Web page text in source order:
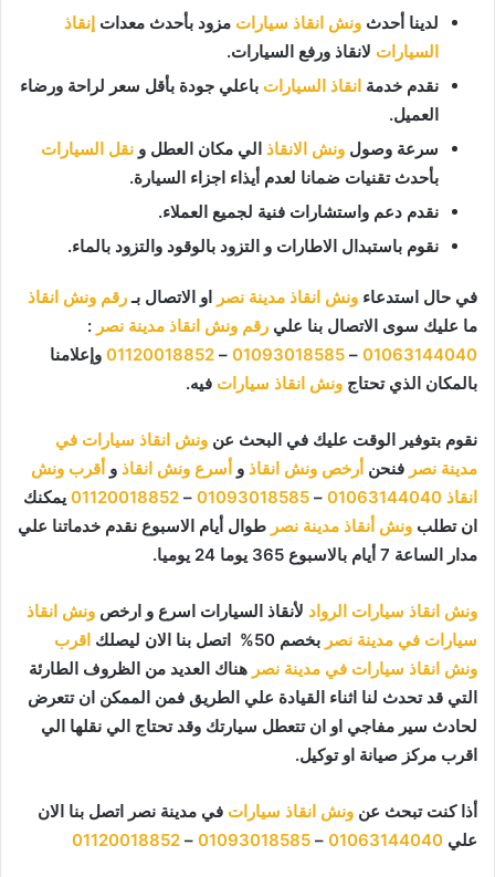
لدينا أحدث ونش انقاذ سيارات مزود بأحدث معدات إنقاذ
السيارات لانقاذ ورفع السيارات.
نقدم خدمة انقاذ السيارات باعلي جودة بأقل سعر لراحة ورضاء
العميل.
سرعة وصول ونش الانقاذ الي مكان العطل و نقل السيارات
بأحدث تقنيات ضمانا لعدم أيذاء اجزاء السيارة.
نقدم دعم واستشارات فنية لجميع العملاء.
نقوم باستبدال الاطارات و التزود بالوقود والتزود بالماء.
في حال استدعاء ونش انقاذ مدينة نصر او الاتصال بـرقم ونش انقاذ
ما عليك سوى الاتصال بنا علي رقم ونش انقاذ مدينة نصر :
01063144040
–
01093018585
–
01120018852 وإعلامنا
بالمكان الذي تحتاج ونش انقاذ سيارات فيه.
نقوم بتوفير الوقت عليك في البحث عن ونش انقاذ سيارات في
مدينة نصر فنحن أرخص ونش انقاذ و أسرع ونش انقاذ و أقرب ونش
انقاذ 01063144040
–
01093018585
–
01120018852 يمكنك
ان تطلب ونش أنقاذ مدينة نصر طوال أيام الاسبوع نقدم خدماتنا علي
مدار الساعة 7 أيام بالاسبوع 365 يوما 24 يوميا.
ونش انقاذ سيارات الرواد لأنقاذ السيارات اسرع و ارخص ونش انقاذ
سيارات في مدينة نصر بخصم 50% اتصل بنا الان ليصلك
اقرب
ونش انقاذ سيارات في مدينة نصر هناك العديد من الظروف الطارئة
التي قد تحدث لنا اثناء القيادة علي الطريق فمن الممكن ان تتعرض
لحادث سير مفاجي او ان تتعطل سيارتك وقد تحتاج الي نقلها الي
اقرب مركز صيانة او توكيل.
أذا كنت تبحث عن ونش انقاذ سيارات في مدينة نصر اتصل بنا الان
علي 01063144040
–
01093018585
–
01120018852